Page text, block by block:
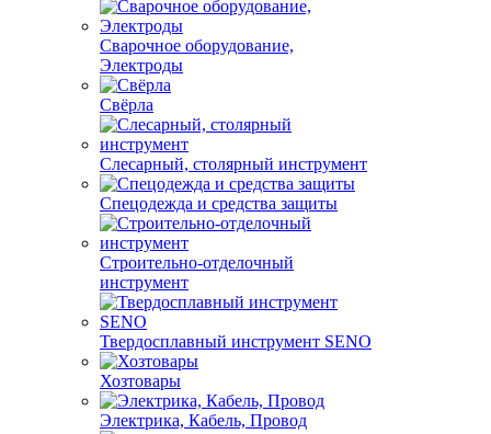
Сварочное оборудование,
Электроды
Свёрла
Слесарный, столярный инструмент
Спецодежда и средства защиты
Строительно-отделочный
инструмент
Твердосплавный инструмент SENO
Хозтовары
Электрика, Кабель, Провод